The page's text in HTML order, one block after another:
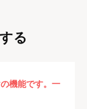
る
機能です。一